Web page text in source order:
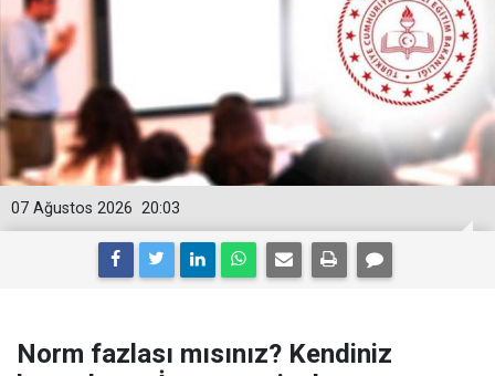
20:03
07 Ağustos 2026
Norm fazlası mısınız? Kendiniz